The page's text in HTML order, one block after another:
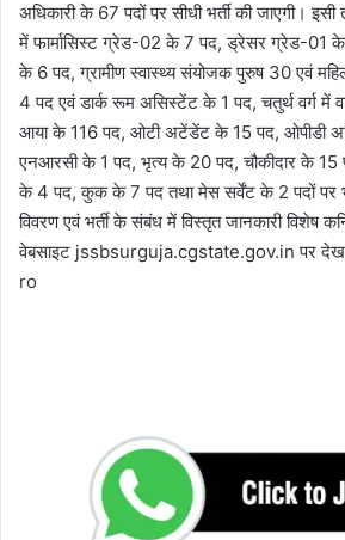
अधिकारी के 67 पदों पर सीधी भर्ती की जाएगी। इसी
में फार्मासिस्ट ग्रेड-02 के 7 पद, ड्रेसर ग्रेड-01
के 6 पद, ग्रामीण स्वास्थ्य संयोजक पुरुष 30 एवं
4 पद एवं डार्क रूम असिस्टेंट के 1 पद, चतुर्थ वर्ग में
आया के 116 पद, ओटी अटेंडेंट के 15 पद, ओपीडी
एनआरसी के 1 पद, भृत्य के 20 पद, चौकीदार के 15
के 4 पद, कुक के 7 पद तथा मेस सर्वेंट के 2 पदों पर
विवरण एवं भर्ती के संबंध में विस्तृत जानकारी विशेष
वेबसाइट jssbsurguja.cgstate.gov.in पर
ro